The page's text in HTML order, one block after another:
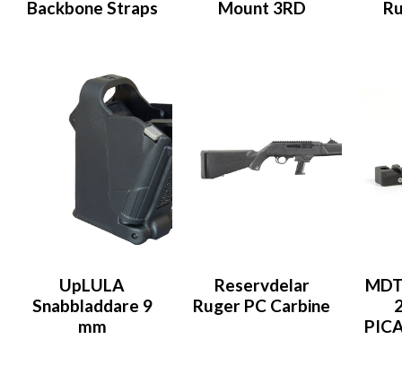
Backbone Straps
Mount 3RD
UpLULA
Snabbladdare 9
mm
Reservdelar
Ruger PC Carbine